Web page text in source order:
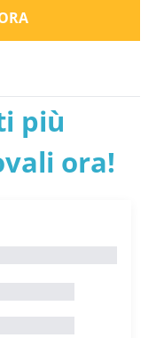
più
ora!